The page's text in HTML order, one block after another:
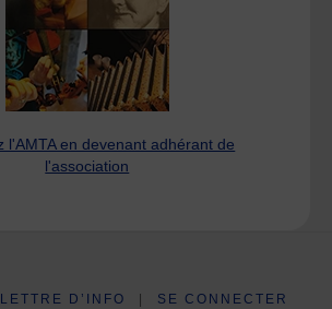
l'AMTA en devenant adhérant de
l'association
D’INFO SE CONNECTER